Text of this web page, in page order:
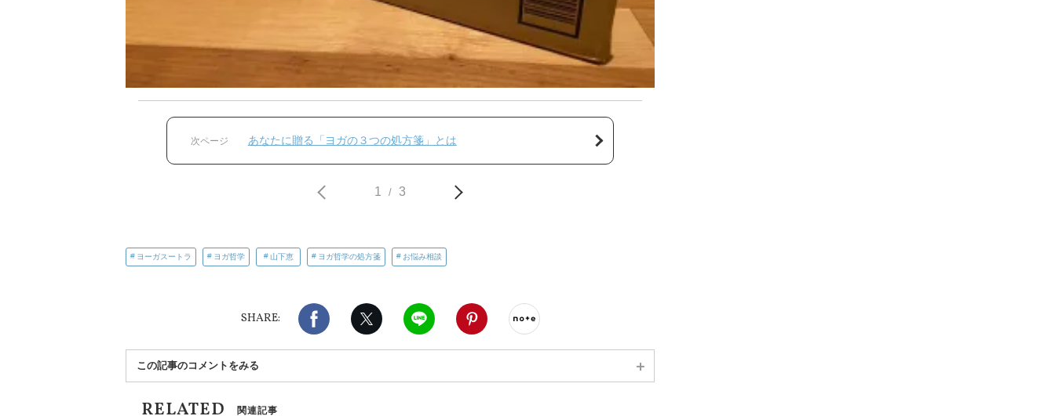
次ページ あなたに贈る「ヨガの３つの処方箋」とは
1 / 3
ヨーガスートラ ヨガ哲学 山下恵 ヨガ哲学の処方箋 お悩み相談
SHARE:
Facebook X（旧twitter）
LINE Pinterest
この記事のコメントをみる
RELATED 関連記事